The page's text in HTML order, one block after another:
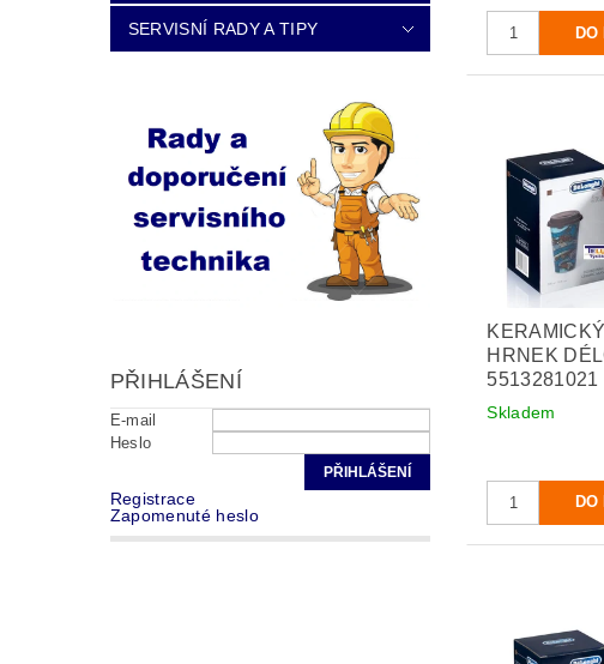
SERVISNÍ RADY A TIPY
PŘIHLÁŠENÍ
E-mail
Heslo
Registrace
Zapomenuté heslo
HRNEK
5513281021
Skladem